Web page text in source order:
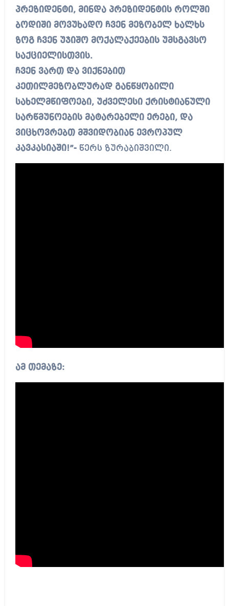
პრეზიდენტი, მინდა პრეზიდენტის როლში
ბოდიში მოვუხადო ჩვენ მეზობელ ხალხს
ზოგ ჩვენ უჯიშო მოქალაქეების უმსგავსო
საქციელისთვის.
ჩვენ ვართ და ვიქნებით
კეთილმეზობლურად განწყობილი
სახელმწიფოები, უძველესი ქრისტიანული
სარწმუნოების მატარებელი ერები, და
ვიცხოვრებთ მშვიდობიან ევროპულ
კავკასიაში!”-წერს ზურაბიშვილი.
ამ თემაზე: